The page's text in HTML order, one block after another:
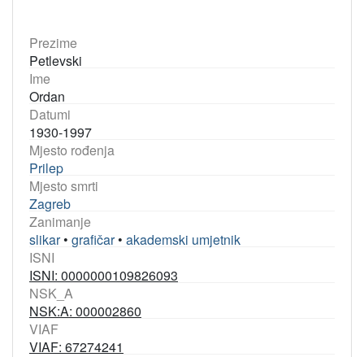
Prezime
Petlevski
Ime
Ordan
Datumi
1930-1997
Mjesto rođenja
Prilep
Mjesto smrti
Zagreb
Zanimanje
slikar• grafičar• akademski umjetnik
ISNI
ISNI: 0000000109826093
NSK_A
NSK:A: 000002860
VIAF
VIAF: 67274241